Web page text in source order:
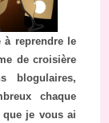
à reprendre le
de croisière
blogulaires,
chaque
que je vous ai